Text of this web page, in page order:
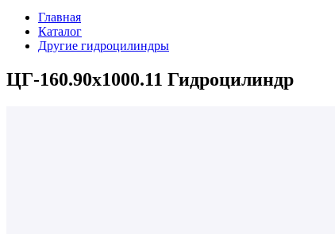
Главная
Каталог
Другие гидроцилиндры
ЦГ-160.90х1000.11 Гидроцилиндр